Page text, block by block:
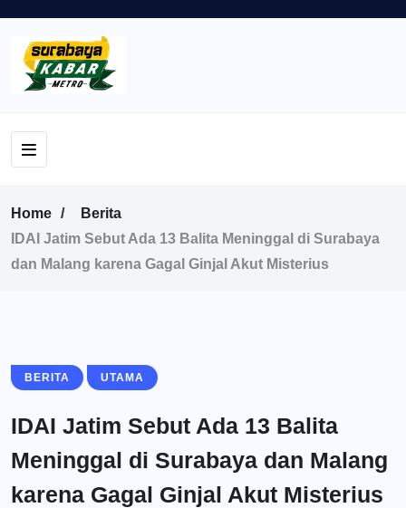
Home
Berita
IDAI Jatim Sebut Ada 13 Balita Meninggal di Surabaya
dan Malang karena Gagal Ginjal Akut Misterius
BERITA UTAMA
IDAI Jatim Sebut Ada 13 Balita
Meninggal di Surabaya dan Malang
karena Gagal Ginjal Akut Misterius